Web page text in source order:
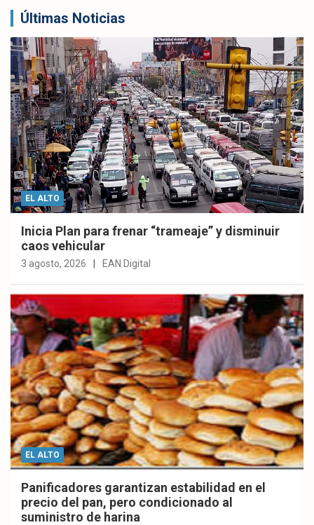
Últimas Noticias
EL ALTO
Inicia Plan para frenar “trameaje” y disminuir
caos vehicular
3 agosto, 2026 EAN Digital
EL ALTO
Panificadores garantizan estabilidad en el
precio del pan, pero condicionado al
suministro de harina